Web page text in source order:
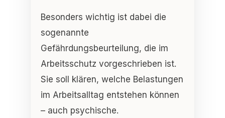
Besonders wichtig ist dabei die
sogenannte
Gefährdungsbeurteilung, die im
Arbeitsschutz vorgeschrieben ist.
Sie soll klären, welche Belastungen
im Arbeitsalltag entstehen können
– auch psychische.